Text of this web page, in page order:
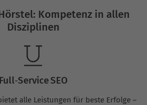
Kompetenz in allen
Disziplinen
Full‑Service SEO
alle Leistungen für beste Erfolge –